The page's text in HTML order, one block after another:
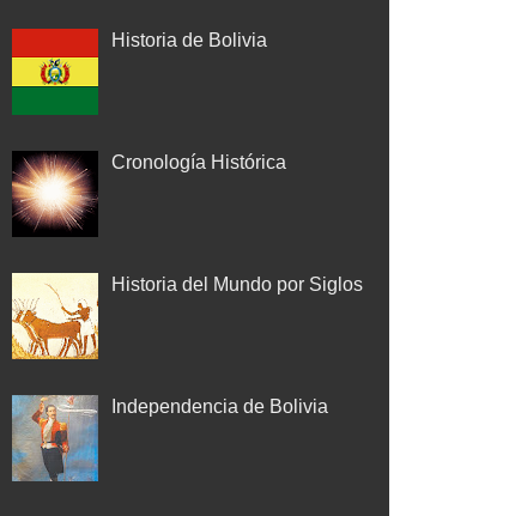
Historia de Bolivia
Cronología Histórica
Historia del Mundo por Siglos
Independencia de Bolivia